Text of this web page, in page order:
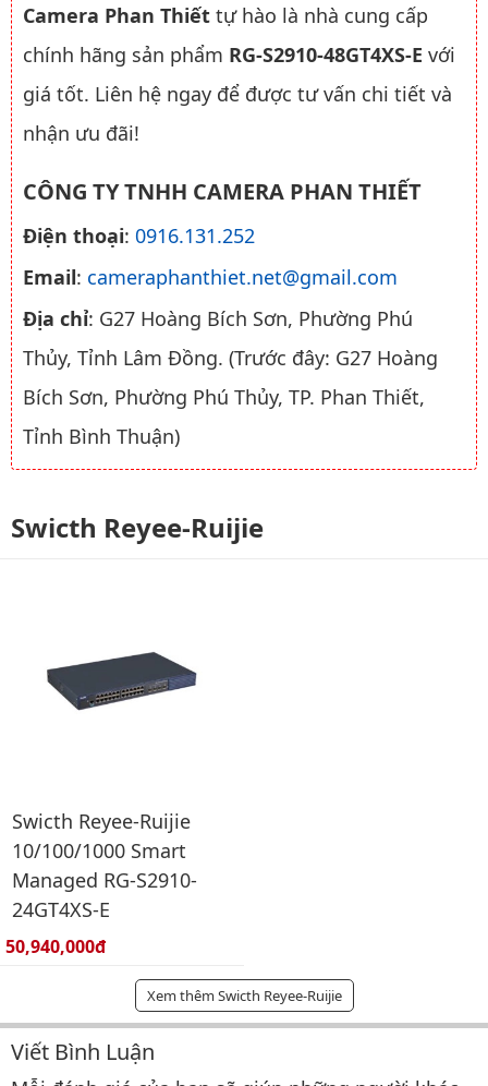
Camera Phan Thiết tự hào là nhà cung cấp
chính hãng sản phẩm RG-S2910-48GT4XS-E với
giá tốt. Liên hệ ngay để được tư vấn chi tiết và
nhận ưu đãi!
CÔNG TY TNHH CAMERA PHAN THIẾT
Điện thoại: 0916.131.252
Email: cameraphanthiet.net@gmail.com
Địa chỉ: G27 Hoàng Bích Sơn, Phường Phú
Thủy, Tỉnh Lâm Đồng. (Trước đây: G27 Hoàng
Bích Sơn, Phường Phú Thủy, TP. Phan Thiết,
Tỉnh Bình Thuận)
Swicth Reyee-Ruijie
Swicth Reyee-Ruijie
10/100/1000 Smart
Managed RG-S2910-
24GT4XS-E
Giá bán:
50,940,000đ
Xem thêm Swicth Reyee-Ruijie
Bình luận & Đánh giá
Viết Bình Luận